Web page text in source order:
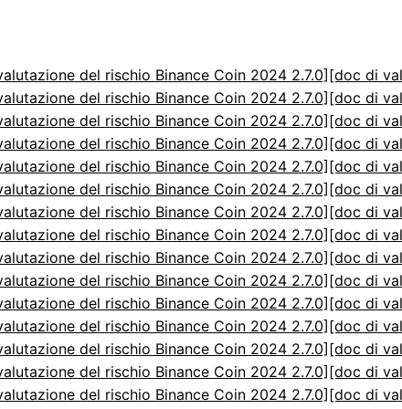
del rischio Binance Coin 2024 2.7.0] [doc di
del rischio Binance Coin 2024 2.7.0] [doc di
del rischio Binance Coin 2024 2.7.0] [doc di
del rischio Binance Coin 2024 2.7.0] [doc di
del rischio Binance Coin 2024 2.7.0] [doc di
del rischio Binance Coin 2024 2.7.0] [doc di
del rischio Binance Coin 2024 2.7.0] [doc di
del rischio Binance Coin 2024 2.7.0] [doc di
del rischio Binance Coin 2024 2.7.0] [doc di
del rischio Binance Coin 2024 2.7.0] [doc di
del rischio Binance Coin 2024 2.7.0] [doc di
del rischio Binance Coin 2024 2.7.0] [doc di
del rischio Binance Coin 2024 2.7.0] [doc di
del rischio Binance Coin 2024 2.7.0] [doc di
del rischio Binance Coin 2024 2.7.0] [doc di